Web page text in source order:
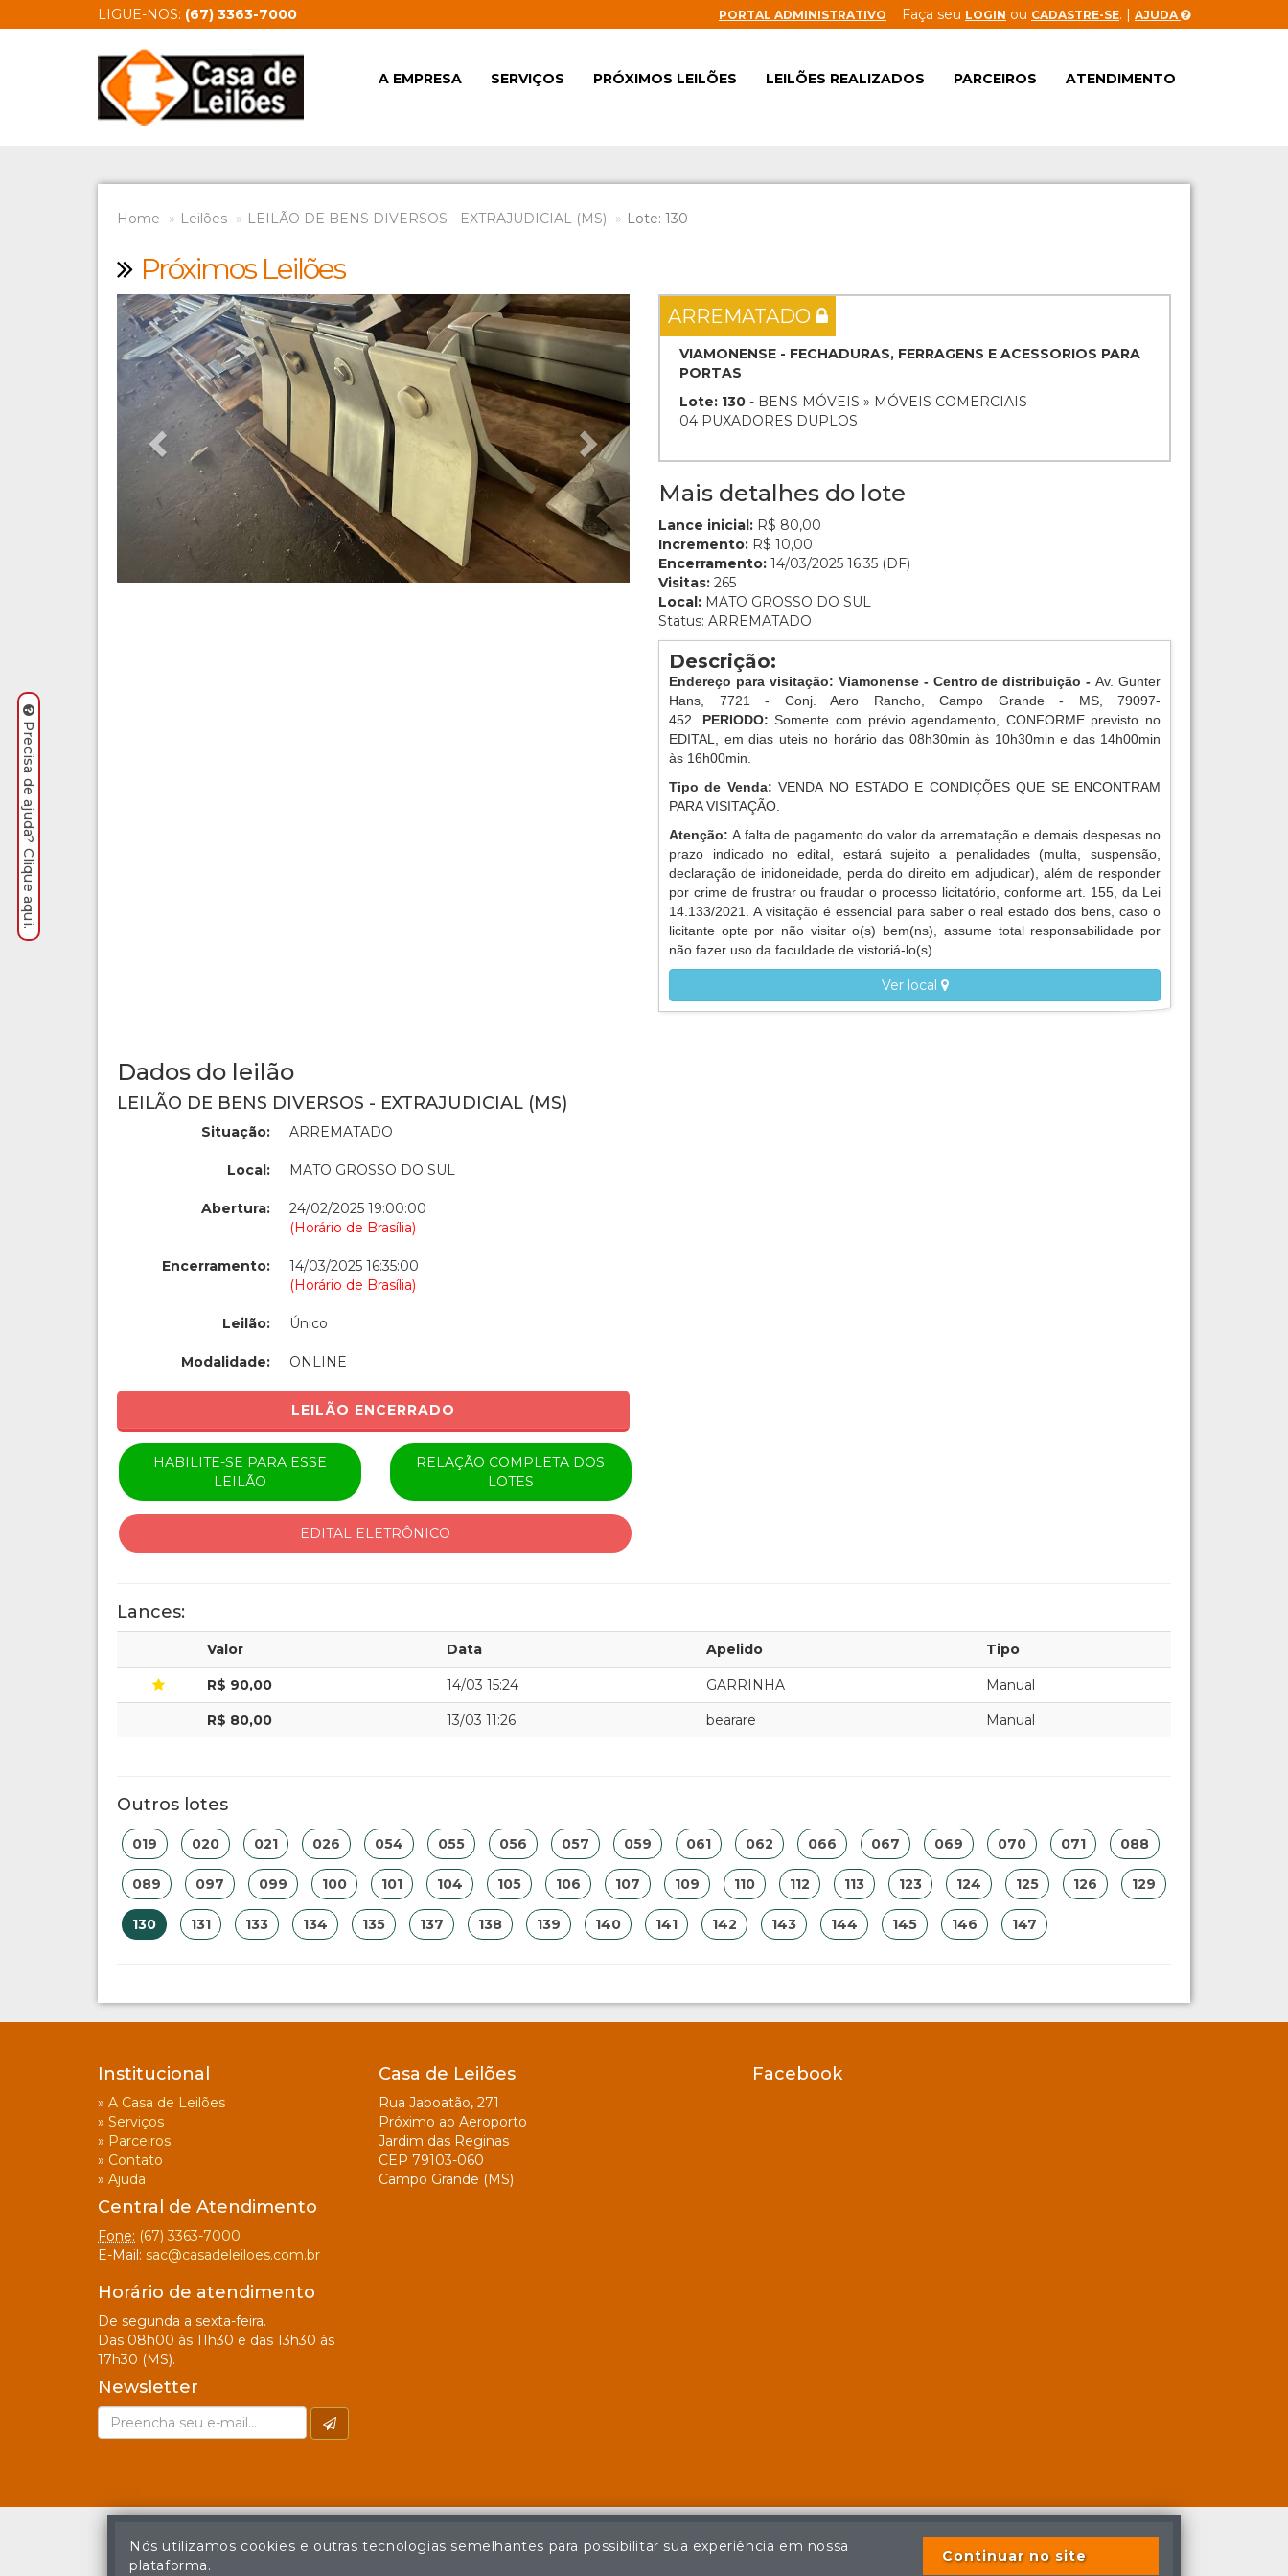
LIGUE-NOS: (67) 3363-7000 PORTAL ADMINISTRATIVO Faça seu LOGIN ou CADASTRE-SE. | AJUDA
A EMPRESA SERVIÇOS PRÓXIMOS LEILÕES LEILÕES REALIZADOS PARCEIROS ATENDIMENTO
Home Leilões LEILÃO DE BENS DIVERSOS - EXTRAJUDICIAL (MS) Lote: 130
Próximos Leilões
Previous Next ARREMATADO
VIAMONENSE - FECHADURAS, FERRAGENS E ACESSORIOS PARA
PORTAS
Lote: 130 - BENS MÓVEIS » MÓVEIS COMERCIAIS
04 PUXADORES DUPLOS
Mais detalhes do lote
Lance inicial: R$ 80,00
Incremento: R$ 10,00
Encerramento: 14/03/2025 16:35 (DF)
Visitas: 265
Local: MATO GROSSO DO SUL
Status: ARREMATADO
Descrição:
Endereço para visitação: Viamonense - Centro de distribuição -Av. Gunter
Hans, 7721 - Conj. Aero Rancho, Campo Grande - MS, 79097-
452. PERIODO: Somente com prévio agendamento, CONFORME previsto no
EDITAL, em dias uteis no horário das 08h30min às 10h30min e das 14h00min
às 16h00min.
Tipo de Venda:VENDA NO ESTADO E CONDIÇÕES QUE SE ENCONTRAM
PARA VISITAÇÃO.
Atenção:A falta de pagamento do valor da arrematação e demais despesas no
prazo indicado no edital, estará sujeito a penalidades (multa, suspensão,
declaração de inidoneidade, perda do direito em adjudicar), além de responder
por crime de frustrar ou fraudar o processo licitatório, conforme art. 155, da Lei
14.133/2021. A visitação é essencial para saber o real estado dos bens, caso o
licitante opte por não visitar o(s) bem(ns), assume total responsabilidade por
não fazer uso da faculdade de vistoriá-lo(s).
Ver local
Dados do leilão
LEILÃO DE BENS DIVERSOS - EXTRAJUDICIAL (MS)
Situação: ARREMATADO
Local: MATO GROSSO DO SUL
Abertura:
24/02/2025 19:00:00
(Horário de Brasília)
Encerramento:
14/03/2025 16:35:00
(Horário de Brasília)
Leilão: Único
Modalidade: ONLINE
LEILÃO ENCERRADO
HABILITE-SE PARA ESSE
LEILÃO
RELAÇÃO COMPLETA DOS
LOTES
EDITAL ELETRÔNICO
Lances:
Valor Data Apelido Tipo
R$ 90,00 14/03 15:24 GARRINHA Manual
R$ 80,00 13/03 11:26 bearare Manual
Outros lotes
019 020 021 026 054 055 056 057 059 061 062 066 067 069 070 071 088
089 097 099 100 101 104 105 106 107 109 110 112 113 123 124 125 126 129
130 131 133 134 135 137 138 139 140 141 142 143 144 145 146 147
Institucional
» A Casa de Leilões
» Serviços
» Parceiros
» Contato
» Ajuda
Central de Atendimento
Fone: (67) 3363-7000
E-Mail: sac@casadeleiloes.com.br
Horário de atendimento
De segunda a sexta-feira.
Das 08h00 às 11h30 e das 13h30 às
17h30 (MS).
Newsletter
Casa de Leilões
Rua Jaboatão, 271
Próximo ao Aeroporto
Jardim das Reginas
CEP 79103-060
Campo Grande (MS)
Facebook
Precisa de ajuda? Clique aqui.
Nós utilizamos cookies e outras tecnologias semelhantes para possibilitar sua experiência em nossa
plataforma.
Continuar no site